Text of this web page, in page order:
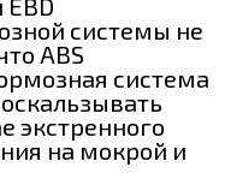
системы не
ABS
система
экстренного
на мокрой и